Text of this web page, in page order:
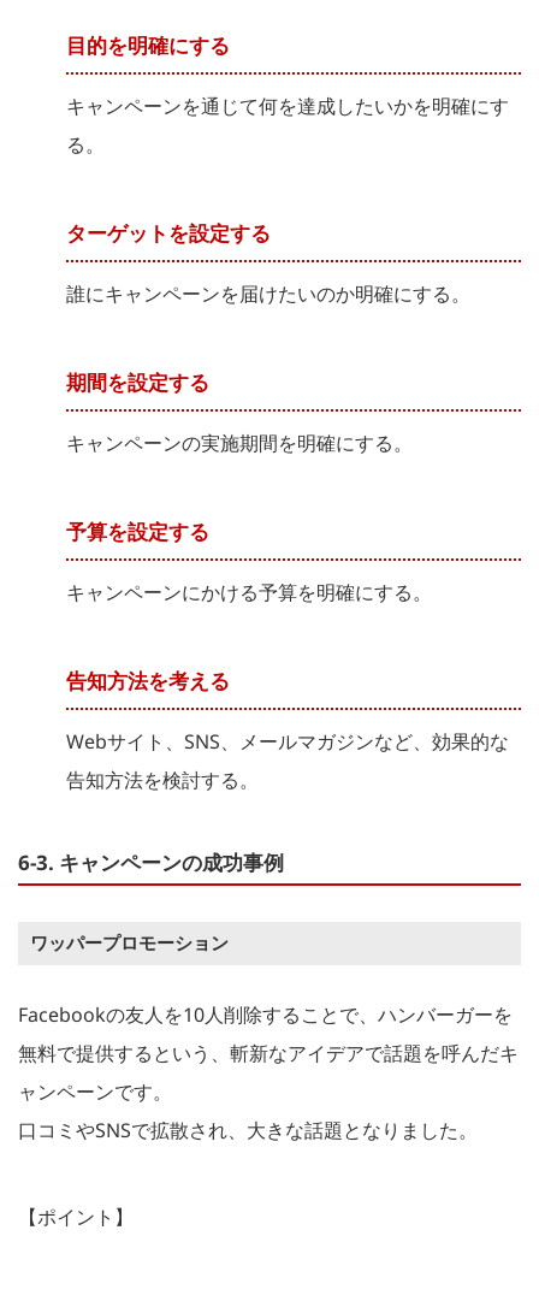
目的を明確にする
キャンペーンを通じて何を達成したいかを明確にす
る。
ターゲットを設定する
誰にキャンペーンを届けたいのか明確にする。
期間を設定する
キャンペーンの実施期間を明確にする。
予算を設定する
キャンペーンにかける予算を明確にする。
告知方法を考える
Webサイト、SNS、メールマガジンなど、効果的な
告知方法を検討する。
6-3. キャンペーンの成功事例
ワッパープロモーション
Facebookの友人を10人削除することで、ハンバーガーを
無料で提供するという、斬新なアイデアで話題を呼んだキ
ャンペーンです。
口コミやSNSで拡散され、大きな話題となりました。
【ポイント】